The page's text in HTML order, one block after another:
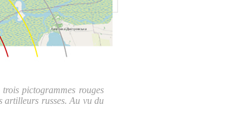
pictogrammes rouges
artilleurs russes. Au vu du